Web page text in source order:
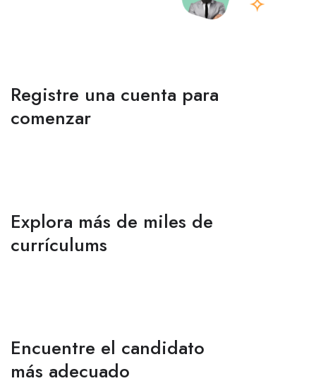
Registre una cuenta para
comenzar
Explora más de miles de
currículums
Encuentre el candidato
más adecuado